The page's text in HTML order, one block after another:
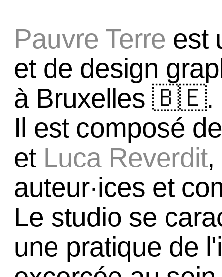
Pauvre Terre est
et de design
à Bruxelles 🇧🇪.
Il est composé
et Luca Reverdit,
auteur·ices et
Le studio se
une pratique de